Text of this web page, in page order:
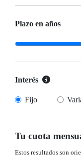
Plazo en años
Interés
Fijo
Tu cuota
Estos resultados son